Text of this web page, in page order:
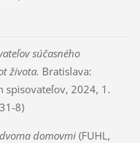
súčasného
života. Bratislava:
spisovateľov, 2024, 1.
8)
domovmi (FUHL,